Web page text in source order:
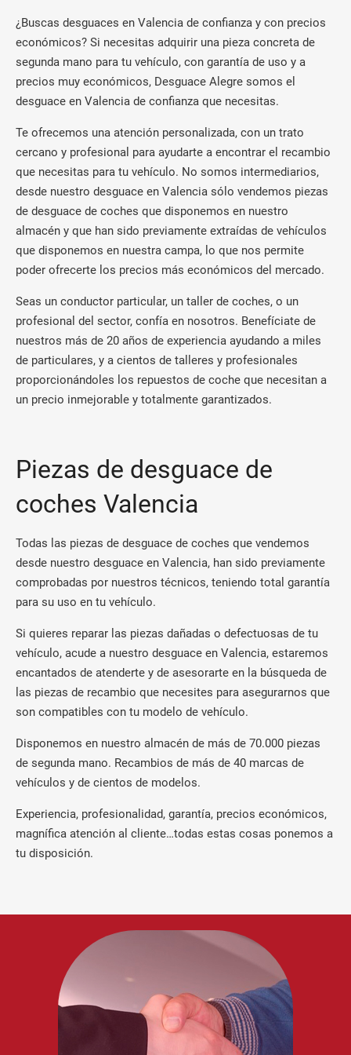
¿Buscas desguaces en Valencia de confianza y con precios
económicos? Si necesitas adquirir una pieza concreta de
segunda mano para tu vehículo, con garantía de uso y a
precios muy económicos, Desguace Alegre somos el
desguace en Valencia de confianza que necesitas.
Te ofrecemos una atención personalizada, con un trato
cercano y profesional para ayudarte a encontrar el recambio
que necesitas para tu vehículo. No somos intermediarios,
desde nuestro desguace en Valencia sólo vendemos piezas
de desguace de coches que disponemos en nuestro
almacén y que han sido previamente extraídas de vehículos
que disponemos en nuestra campa, lo que nos permite
poder ofrecerte los precios más económicos del mercado.
Seas un conductor particular, un taller de coches, o un
profesional del sector, confía en nosotros. Benefíciate de
nuestros más de 20 años de experiencia ayudando a miles
de particulares, y a cientos de talleres y profesionales
proporcionándoles los repuestos de coche que necesitan a
un precio inmejorable y totalmente garantizados.
Piezas de desguace de
coches Valencia
Todas las piezas de desguace de coches que vendemos
desde nuestro desguace en Valencia, han sido previamente
comprobadas por nuestros técnicos, teniendo total garantía
para su uso en tu vehículo.
Si quieres reparar las piezas dañadas o defectuosas de tu
vehículo, acude a nuestro desguace en Valencia, estaremos
encantados de atenderte y de asesorarte en la búsqueda de
las piezas de recambio que necesites para asegurarnos que
son compatibles con tu modelo de vehículo.
Disponemos en nuestro almacén de más de 70.000 piezas
de segunda mano. Recambios de más de 40 marcas de
vehículos y de cientos de modelos.
Experiencia, profesionalidad, garantía, precios económicos,
magnífica atención al cliente…todas estas cosas ponemos a
tu disposición.